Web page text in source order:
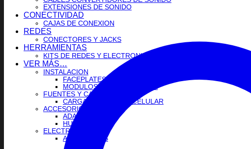
EXTENSIONES DE SONIDO
CONECTIVIDAD
CAJAS DE CONEXION
REDES
CONECTORES Y JACKS
HERRAMIENTAS
KITS DE REDES Y ELECTRONICA
VER MÁS…
INSTALACION
FACEPLATES
MODULOS PARA FACEPLATE
FUENTES Y CARGADORES
CARGADORES PARA CELULAR
ACCESORIOS DE PC
ADAPTADORES
HUBS
ELECTRICIDAD
ACCESORIOS